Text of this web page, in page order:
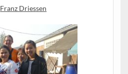
Franz Driessen